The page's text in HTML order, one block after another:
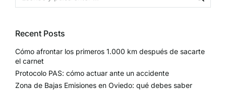
Recent Posts
Cómo afrontar los primeros 1.000 km después de sacarte
el carnet
Protocolo PAS: cómo actuar ante un accidente
Zona de Bajas Emisiones en Oviedo: qué debes saber